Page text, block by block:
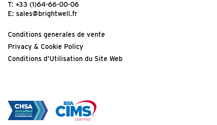
T: +33 (1)64-66-00-06
E: sales@brightwell.fr
Conditions generales de vente
Privacy & Cookie Policy
Conditions d’Utilisation du Site Web